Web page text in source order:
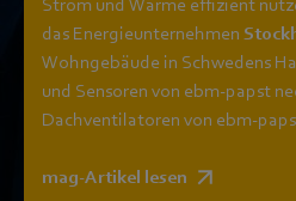
Strom und Wärme effizient
das Energieunternehmen
Wohngebäude in Schwedens
und Sensoren von ebm‑papst
Dachventilatoren von
mag-Artikel lesen